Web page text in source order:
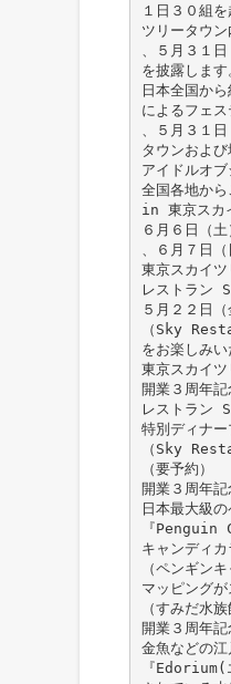
１日３０組
ツリータウ
、５月３１日
を披露します
日本全国か
によるフェ
、５月３１日
タウンおよび
アイドルオ
全国各地か
in 東京スカ
６月６日（土
、６月７日（
東京スカイ
レストラン
５月２２日（
（Sky
をお楽しみい
東京スカイ
開業３周年記
レストラン
特別ディナー
（Sky
（要予約）
開業３周年
日本最大級
『Penguin
キャンディ
（ペンギン
マッピングが
（すみだ水族
開業３周年
金魚などの
『Edorium(